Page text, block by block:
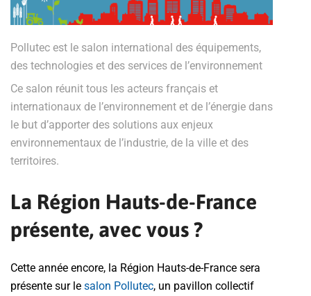
Pollutec est le salon international des équipements,
des technologies et des services de l’environnement
Ce salon réunit tous les acteurs français et
internationaux de l’environnement et de l’énergie dans
le but d’apporter des solutions aux enjeux
environnementaux de l’industrie, de la ville et des
territoires.
La Région Hauts-de-France
présente, avec vous ?
Cette année encore, la Région Hauts-de-France sera
présente sur le salon Pollutec, un pavillon collectif